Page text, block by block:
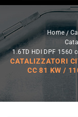
Home
1.6TD HDI DPF 1560
CATALIZZATORI
CC 81 KW /